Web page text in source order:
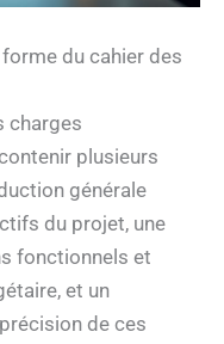
du cahier des
charges
plusieurs
générale
du projet, une
fonctionnels et
et un
de ces